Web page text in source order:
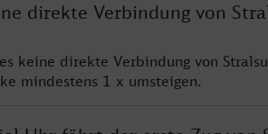
direkte Verbindung von
keine direkte Verbindung von
mindestens 1 x umsteigen.